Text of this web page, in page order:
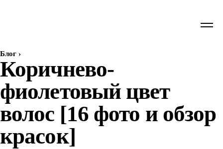
Блог ›
Коричнево-
фиолетовый цвет
волос [16 фото и обзор
красок]